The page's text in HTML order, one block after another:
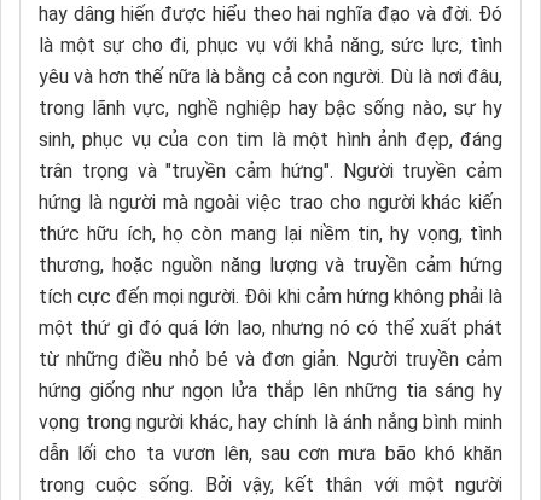
hay dâng hiến được hiểu theo hai nghĩa đạo và đời. Đó
là một sự cho đi, phục vụ với khả năng, sức lực, tình
yêu và hơn thế nữa là bằng cả con người. Dù là nơi đâu,
trong lãnh vực, nghề nghiệp hay bậc sống nào, sự hy
sinh, phục vụ của con tim là một hình ảnh đẹp, đáng
trân trọng và "truyền cảm hứng". Người truyền cảm
hứng là người mà ngoài việc trao cho người khác kiến
thức hữu ích, họ còn mang lại niềm tin, hy vọng, tình
thương, hoặc nguồn năng lượng và truyền cảm hứng
tích cực đến mọi người. Đôi khi cảm hứng không phải là
một thứ gì đó quá lớn lao, nhưng nó có thể xuất phát
từ những điều nhỏ bé và đơn giản. Người truyền cảm
hứng giống như ngọn lửa thắp lên những tia sáng hy
vọng trong người khác, hay chính là ánh nắng bình minh
dẫn lối cho ta vươn lên, sau cơn mưa bão khó khăn
trong cuộc sống. Bởi vậy, kết thân với một người